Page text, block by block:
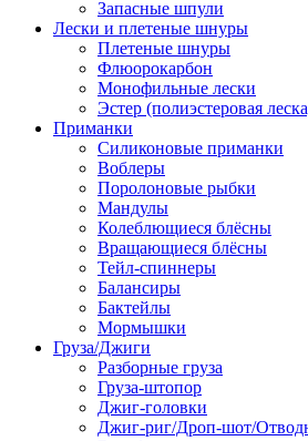
Запасные шпули
Лески и плетеные шнуры
Плетеные шнуры
Флюорокарбон
Монофильные лески
Эстер (полиэстеровая
Приманки
Силиконовые приманки
Воблеры
Поролоновые рыбки
Мандулы
Колеблющиеся блёсны
Вращающиеся блёсны
Тейл-спиннеры
Балансиры
Бактейлы
Мормышки
Груза/Джиги
Разборные груза
Груза-штопор
Джиг-головки
Джиг-риг/Дроп-шот/